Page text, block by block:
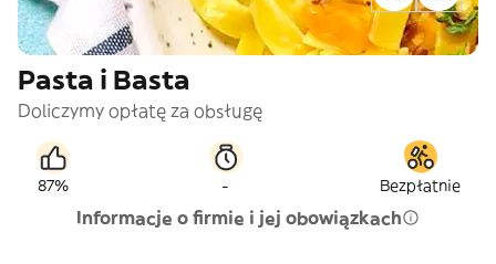
Pasta i Basta
Doliczymy opłatę za obsługę
87% - Bezpłatnie
Informacje o firmie i jej obowiązkach